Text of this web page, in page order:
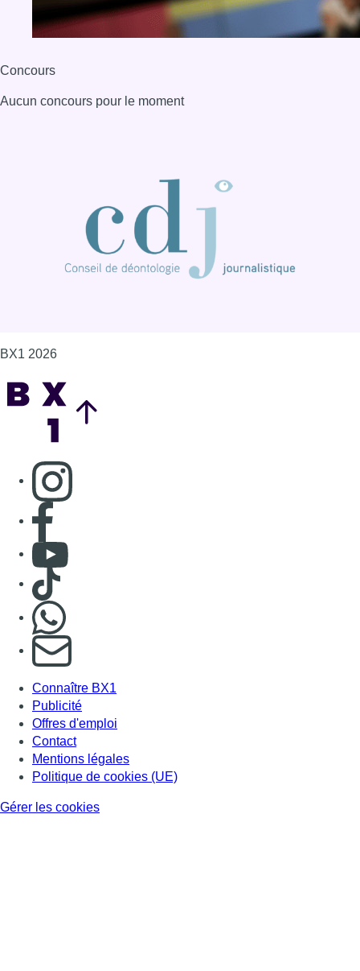
Concours
Aucun concours pour le moment
BX1 2026
Consulter page Instagram
Consulter page Facebook
Consulter Youtube
Consulter TikTok
S'abonner à notre newsletter
Connaître BX1
Publicité
Offres d'emploi
Contact
Mentions légales
Politique de cookies (UE)
Gérer les cookies